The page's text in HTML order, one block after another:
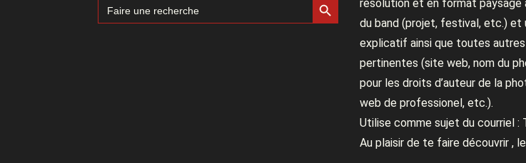
for:
résolution et en format paysage
du band (projet, festival, etc.)
explicatif ainsi que toutes
pertinentes (site web, nom du
pour les droits d’auteur de la
web de professionel, etc.).
Utilise comme sujet du courriel :
Au plaisir de te faire découvrir ,